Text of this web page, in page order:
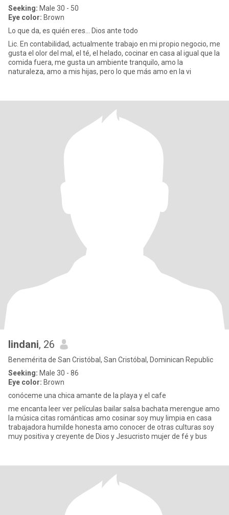
Seeking: Male 30 - 50
Eye color: Brown
Lo que da, es quién eres... Dios ante todo
Lic. En contabilidad, actualmente trabajo en mi propio negocio, me
gusta el olor del mal, el té, el helado, cocinar en casa al igual que la
comida fuera, me gusta un ambiente tranquilo, amo la
naturaleza, amo a mis hijas, pero lo que más amo en la vi
lindani, 26
Benemérita de San Cristóbal, San Cristóbal, Dominican Republic
Seeking: Male 30 - 86
Eye color: Brown
conóceme una chica amante de la playa y el cafe
me encanta leer ver películas bailar salsa bachata merengue amo
la música citas románticas amo cosinar soy muy limpia en casa
trabajadora humilde honesta amo conocer de otras culturas soy
muy positiva y creyente de Dios y Jesucristo mujer de fé y bus